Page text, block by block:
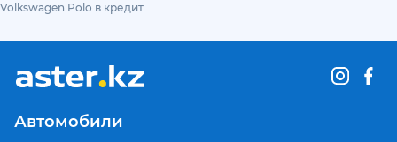
Volkswagen Polo в кредит
Автомобили